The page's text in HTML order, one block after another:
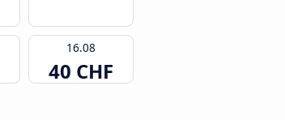
16.08
40 CHF